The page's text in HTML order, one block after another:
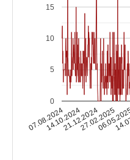
07.08.2024
14.10.202421.12.202427.02.2025
0
5
10
15